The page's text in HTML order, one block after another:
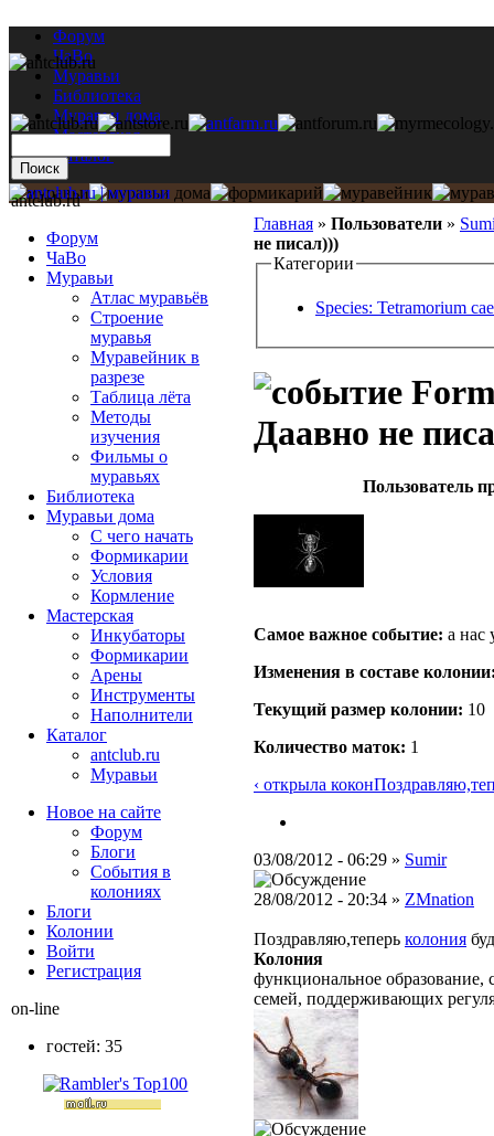
Форум
ЧаВо
Муравьи
Библиотека
Муравьи дома
Мастерская
Каталог
Главная » Пользователи »
не писал)))
Категории
Species: Tetramorium
Даавно не
Пользователь
Самое важное событие: а нас
Изменения в составе
Текущий размер кoлонии: 10
Количество маток: 1
‹ открыла кокон
03/08/2012 - 06:29 » Sumir
28/08/2012 - 20:34 » ZMnation
Поздравляю,теперь колония
Колония
функциональное образование,
семей, поддерживающих
antclub.ru
Форум
ЧаВо
Муравьи
Атлас муравьёв
Строение
муравья
Муравейник в
разрезе
Таблица лёта
Методы
изучения
Фильмы о
муравьях
Библиотека
Муравьи дома
С чего начать
Формикарии
Условия
Кормление
Мастерская
Инкубаторы
Формикарии
Арены
Инструменты
Наполнители
Каталог
antclub.ru
Муравьи
Новое на сайте
Форум
Блоги
События в
колониях
Блоги
Колонии
Войти
Peгиcтpaция
on-line
гостей: 35